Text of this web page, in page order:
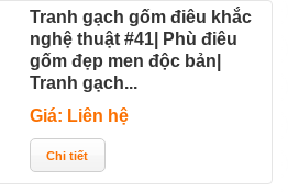
Tranh gạch gốm điêu khắc
nghệ thuật #41| Phù điêu
gốm đẹp men độc bản|
Tranh gạch...
Giá: Liên hệ